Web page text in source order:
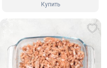
Купить